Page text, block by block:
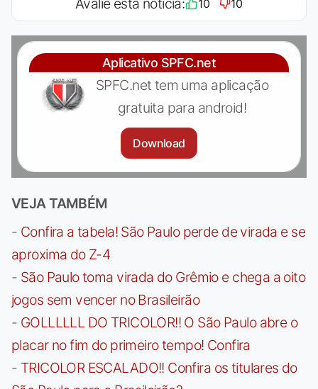
10 10
Aplicativo SPFC.net
SPFC.net tem uma aplicação
gratuita para android!
Download
VEJA TAMBÉM
- Confira a tabela! São Paulo perde de virada e se
aproxima do Z-4
- São Paulo toma virada do Grêmio e chega a oito
jogos sem vencer no Brasileirão
- GOLLLLLL DO TRICOLOR!! O São Paulo abre o
placar no fim do primeiro tempo! Confira
- TRICOLOR ESCALADO!! Confira os titulares do